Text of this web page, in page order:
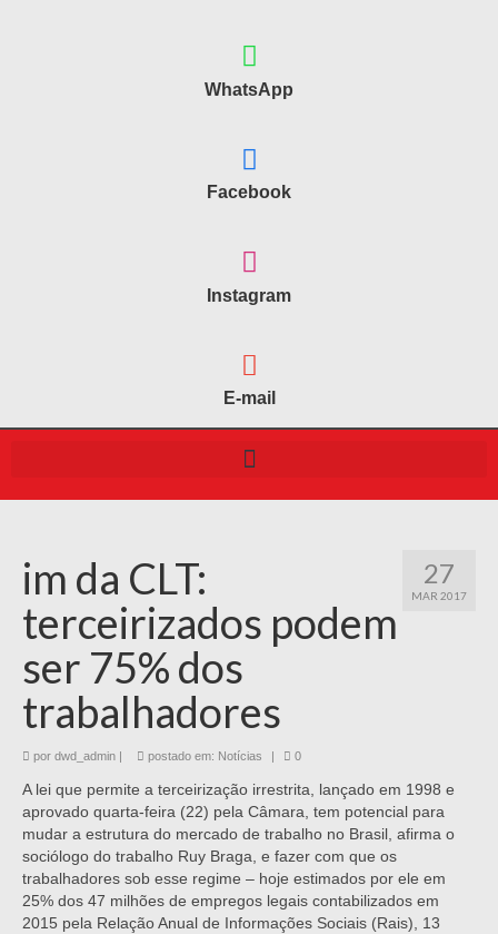
WhatsApp
Facebook
Instagram
E-mail
27
MAR 2017
im da CLT:
terceirizados podem
ser 75% dos
trabalhadores
por dwd_admin postado em: Notícias 0
A lei que permite a terceirização irrestrita, lançado em 1998 e
aprovado quarta-feira (22) pela Câmara, tem potencial para
mudar a estrutura do mercado de trabalho no Brasil, afirma o
sociólogo do trabalho Ruy Braga, e fazer com que os
trabalhadores sob esse regime – hoje estimados por ele em
25% dos 47 milhões de empregos legais contabilizados em
2015 pela Relação Anual de Informações Sociais (Rais), 13